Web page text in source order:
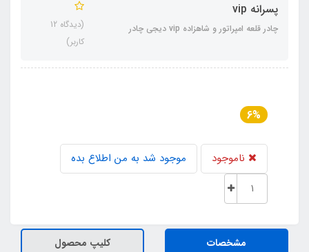
پسرانه vip
چادر قلعه امپراتور و شاهزاده vip دیجی چادر
(دیدگاه 12
کاربر)
6%
ناموجود موجود شد به من اطلاع بده
مشخصات کلیپ محصول